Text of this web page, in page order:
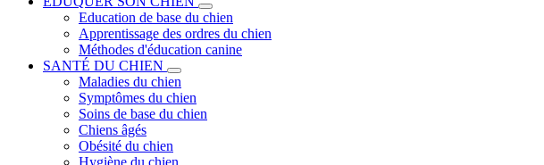
Education de base du chien
Apprentissage des ordres du chien
Méthodes d'éducation canine
SANTÉ DU CHIEN
Maladies du chien
Symptômes du chien
Soins de base du chien
Chiens âgés
Obésité du chien
Hygiène du chien